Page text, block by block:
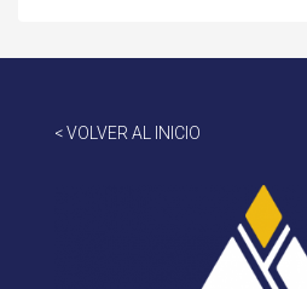
< VOLVER AL INICIO